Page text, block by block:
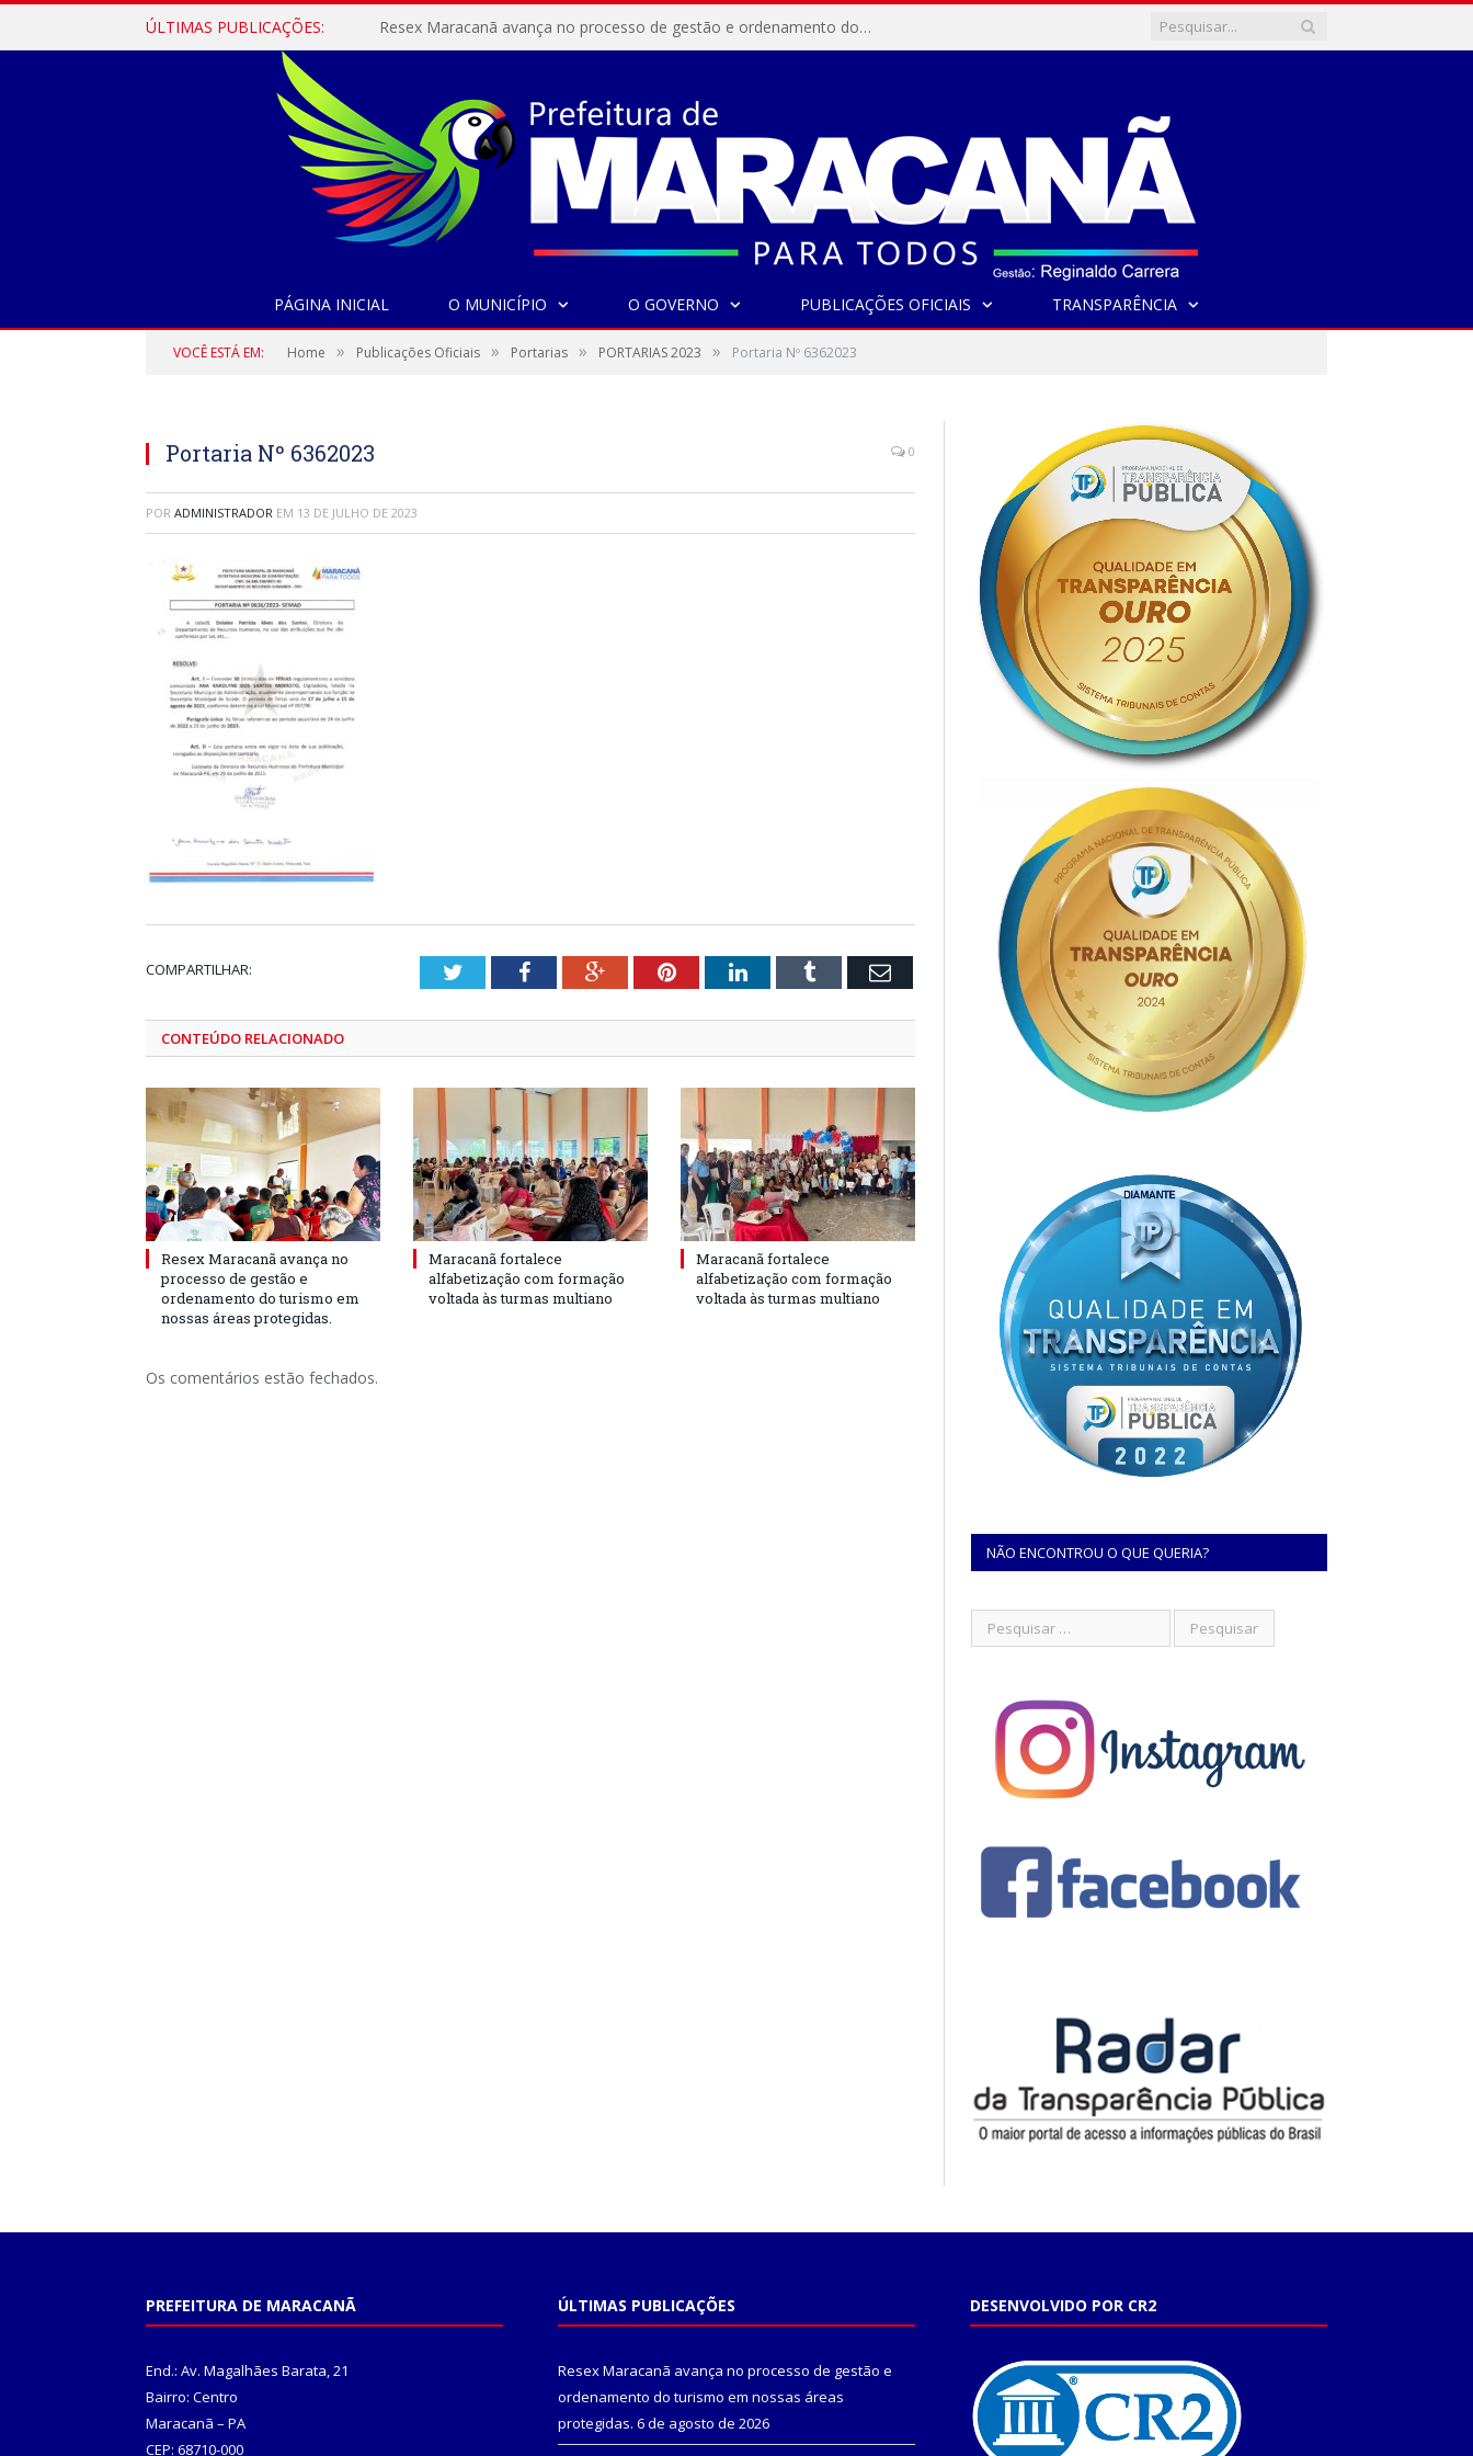
ÚLTIMAS PUBLICAÇÕES: Resex Maracanã avança no processo de gestão e ordenamento do turismo em nossas áreas protegidas.
PÁGINA INICIAL O MUNICÍPIO O GOVERNO PUBLICAÇÕES OFICIAIS TRANSPARÊNCIA
VOCÊ ESTÁ EM: Home » Publicações Oficiais » Portarias » PORTARIAS 2023 » Portaria Nº 6362023
Portaria Nº 6362023 0
POR ADMINISTRADOR EM 13 DE JULHO DE 2023
COMPARTILHAR: TwitterFacebookGoogle+PinterestLinkedInTumblr Email
CONTEÚDO RELACIONADO
Resex Maracanã avança no
processo de gestão e
ordenamento do turismo em
nossas áreas protegidas.
Maracanã fortalece
alfabetização com formação
voltada às turmas multiano
Maracanã fortalece
alfabetização com formação
voltada às turmas multiano
Os comentários estão fechados.
NÃO ENCONTROU O QUE QUERIA?
PREFEITURA DE MARACANÃ
End.: Av. Magalhães Barata, 21
Bairro: Centro
Maracanã – PA
CEP: 68710-000
ÚLTIMAS PUBLICAÇÕES
Resex Maracanã avança no processo de gestão e
ordenamento do turismo em nossas áreas
protegidas. 6 de agosto de 2026
DESENVOLVIDO POR CR2